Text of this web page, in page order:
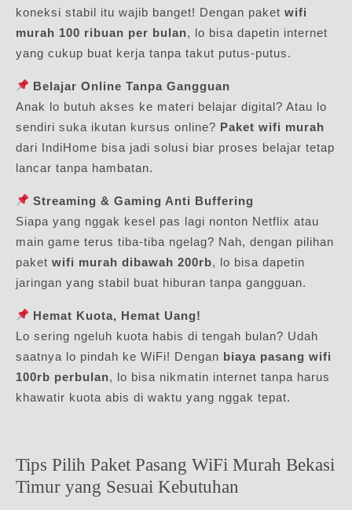
koneksi stabil itu wajib banget! Dengan paket wifi
murah 100 ribuan per bulan, lo bisa dapetin internet
yang cukup buat kerja tanpa takut putus-putus.
Belajar Online Tanpa Gangguan
Anak lo butuh akses ke materi belajar digital? Atau lo
sendiri suka ikutan kursus online? Paket wifi murah
dari IndiHome bisa jadi solusi biar proses belajar tetap
lancar tanpa hambatan.
Streaming & Gaming Anti Buffering
Siapa yang nggak kesel pas lagi nonton Netflix atau
main game terus tiba-tiba ngelag? Nah, dengan pilihan
paket wifi murah dibawah 200rb, lo bisa dapetin
jaringan yang stabil buat hiburan tanpa gangguan.
Hemat Kuota, Hemat Uang!
Lo sering ngeluh kuota habis di tengah bulan? Udah
saatnya lo pindah ke WiFi! Dengan biaya pasang wifi
100rb perbulan, lo bisa nikmatin internet tanpa harus
khawatir kuota abis di waktu yang nggak tepat.
Tips Pilih Paket Pasang WiFi Murah Bekasi
Timur yang Sesuai Kebutuhan